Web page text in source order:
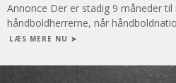
Annonce Der er stadig 9 måneder
håndboldherrerne, når
LÆS MERE NU ➤